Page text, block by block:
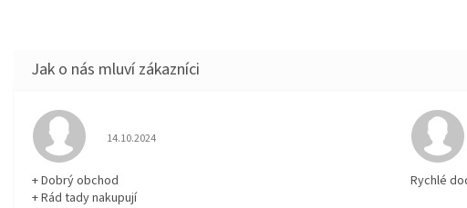
Hodnocení obchodu je 5 z 5 hvězdiček.
14.10.2024
+ Dobrý obchod
+ Rád tady nakupují
Rychlé